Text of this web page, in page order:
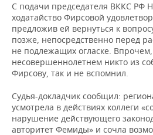
С подачи председателя ВККС РФ
ходатайство Фирсовой
предложив ей вернуться к
позже, непосредственно перед
не подлежащих огласке.
несовершеннолетнем никто из
Фирсову, так и не вспомнил.
Судья-докладчик сообщил:
усмотрела в действиях коллеги
нарушение действующего
авторитет Фемиды» и сочла